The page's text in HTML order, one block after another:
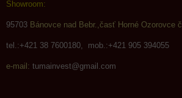
Showroom:
95703 Bánovce nad Bebr.,časť Horné Ozorovce
tel.:+421 38 7600180, mob.:+421 905 394055
e-mail: tumainvest@gmail.com